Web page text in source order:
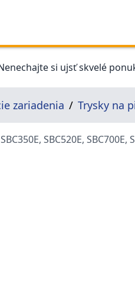
si ujsť skvelé
zariadenia Trysky na